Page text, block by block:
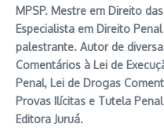
MPSP. Mestre em Direito
Especialista em Direito
palestrante. Autor de
Comentários à Lei de
Penal, Lei de Drogas
Provas Ilícitas e Tutela
Editora Juruá.